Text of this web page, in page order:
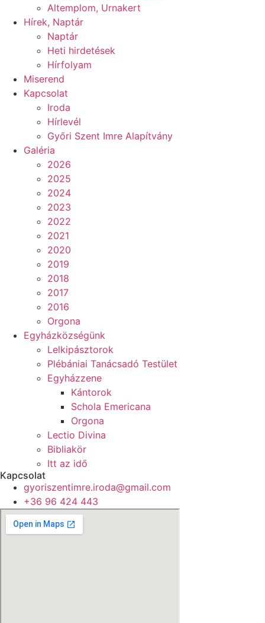
Altemplom, Urnakert
Hírek, Naptár
Naptár
Heti hirdetések
Hírfolyam
Miserend
Kapcsolat
Iroda
Hírlevél
Győri Szent Imre Alapítvány
Galéria
2026
2025
2024
2023
2022
2021
2020
2019
2018
2017
2016
Orgona
Egyházközségünk
Lelkipásztorok
Plébániai Tanácsadó Testület
Egyházzene
Kántorok
Schola Emericana
Orgona
Lectio Divina
Bibliakör
Itt az idő
Kapcsolat
gyoriszentimre.iroda@gmail.com
+36 96 424 443